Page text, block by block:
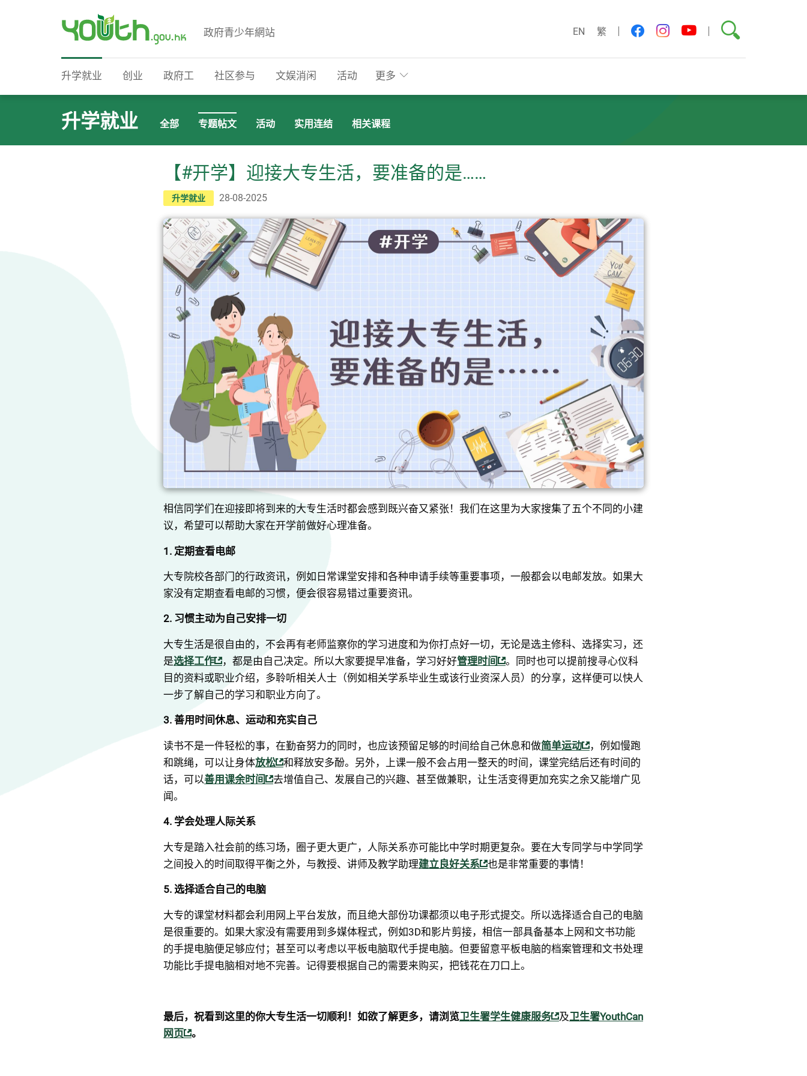
政府青少年網站 EN 繁 facebookinstagram
youtube
搜索
升学就业 创业 政府工 社区参与 文娱消闲 活动 更多
升学就业 全部 专题帖文 活动 实用连结 相关课程
【#开学】迎接大专生活，要准备的是……
升学就业 28-08-2025
相信同学们在迎接即将到来的大专生活时都会感到既兴奋又紧张！我们在这里为大家搜集了五个不同的小建
议，希望可以帮助大家在开学前做好心理准备。
1. 定期查看电邮
大专院校各部门的行政资讯，例如日常课堂安排和各种申请手续等重要事项，一般都会以电邮发放。如果大
家没有定期查看电邮的习惯，便会很容易错过重要资讯。
2. 习惯主动为自己安排一切
大专生活是很自由的，不会再有老师监察你的学习进度和为你打点好一切，无论是选主修科、选择实习，还
是选择工作 ，都是由自己决定。所以大家要提早准备，学习好好管理时间
。同时也可以提前搜寻心仪科
目的资料或职业介绍，多聆听相关人士（例如相关学系毕业生或该行业资深人员）的分享，这样便可以快人
一步了解自己的学习和职业方向了。
3. 善用时间休息、运动和充实自己
读书不是一件轻松的事，在勤奋努力的同时，也应该预留足够的时间给自己休息和做简单运动
，例如慢跑
和跳绳，可以让身体放松 和释放安多酚。另外，上课一般不会占用一整天的时间，课堂完结后还有时间的
话，可以善用课余时间
去增值自己、发展自己的兴趣、甚至做兼职，让生活变得更加充实之余又能增广见
闻。
4. 学会处理人际关系
大专是踏入社会前的练习场，圈子更大更广，人际关系亦可能比中学时期更复杂。要在大专同学与中学同学
之间投入的时间取得平衡之外，与教授、讲师及教学助理建立良好关系 也是非常重要的事情！
5. 选择适合自己的电脑
大专的课堂材料都会利用网上平台发放，而且绝大部份功课都须以电子形式提交。所以选择适合自己的电脑
是很重要的。如果大家没有需要用到多媒体程式，例如3D和影片剪接，相信一部具备基本上网和文书功能
的手提电脑便足够应付；甚至可以考虑以平板电脑取代手提电脑。但要留意平板电脑的档案管理和文书处理
功能比手提电脑相对地不完善。记得要根据自己的需要来购买，把钱花在刀口上。
最后，祝看到这里的你大专生活一切顺利！如欲了解更多，请浏览卫生署学生健康服务 及卫生署YouthCan
网页 。